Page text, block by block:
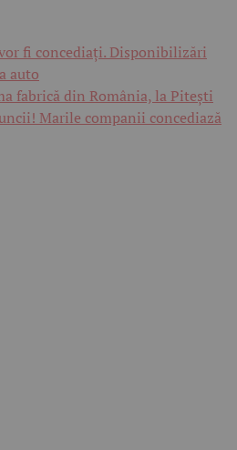
fi concediați. Disponibilizări
auto
fabrică din România, la Pitești
Marile companii concediază